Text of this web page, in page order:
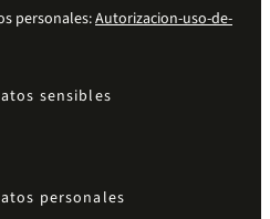
personales:Autorizacion-uso-de-
sensibles
personales